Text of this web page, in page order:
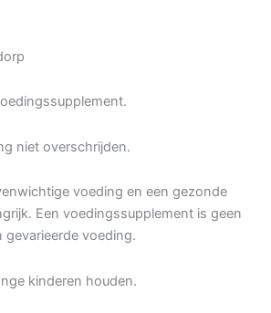
niet overschrijden.
voeding en een gezonde
Een voedingssupplement is geen
voeding.
kinderen houden.